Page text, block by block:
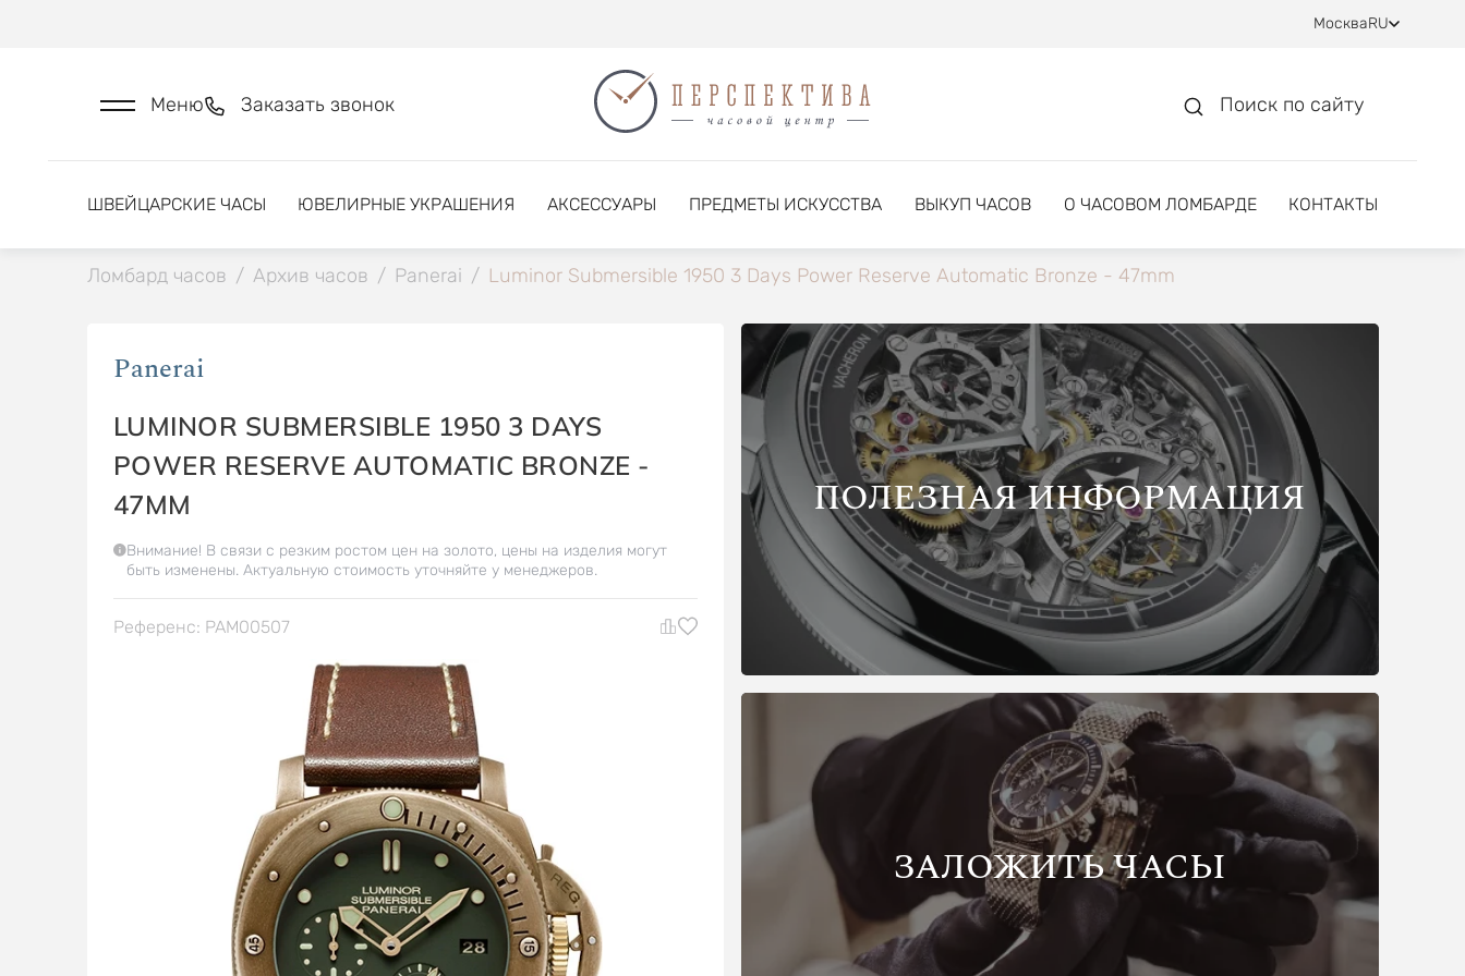
МоскваRU
Меню Заказать звонок Поиск по сайту
ШВЕЙЦАРСКИЕ ЧАСЫ ЮВЕЛИРНЫЕ УКРАШЕНИЯ АКСЕССУАРЫ ПРЕДМЕТЫ ИСКУССТВА ВЫКУП ЧАСОВ О ЧАСОВОМ ЛОМБАРДЕ КОНТАКТЫ
Ломбард часов / Архив часов / Panerai / Luminor Submersible 1950 3 Days Power Reserve Automatic Bronze - 47mm
Panerai
LUMINOR SUBMERSIBLE 1950 3 DAYS
POWER RESERVE AUTOMATIC BRONZE -
47MM
Внимание! В связи с резким ростом цен на золото, цены на изделия могут
быть изменены. Актуальную стоимость уточняйте у менеджеров.
Референс: PAM00507
ПОЛЕЗНАЯ ИНФОРМАЦИЯ
ЗАЛОЖИТЬ ЧАСЫ